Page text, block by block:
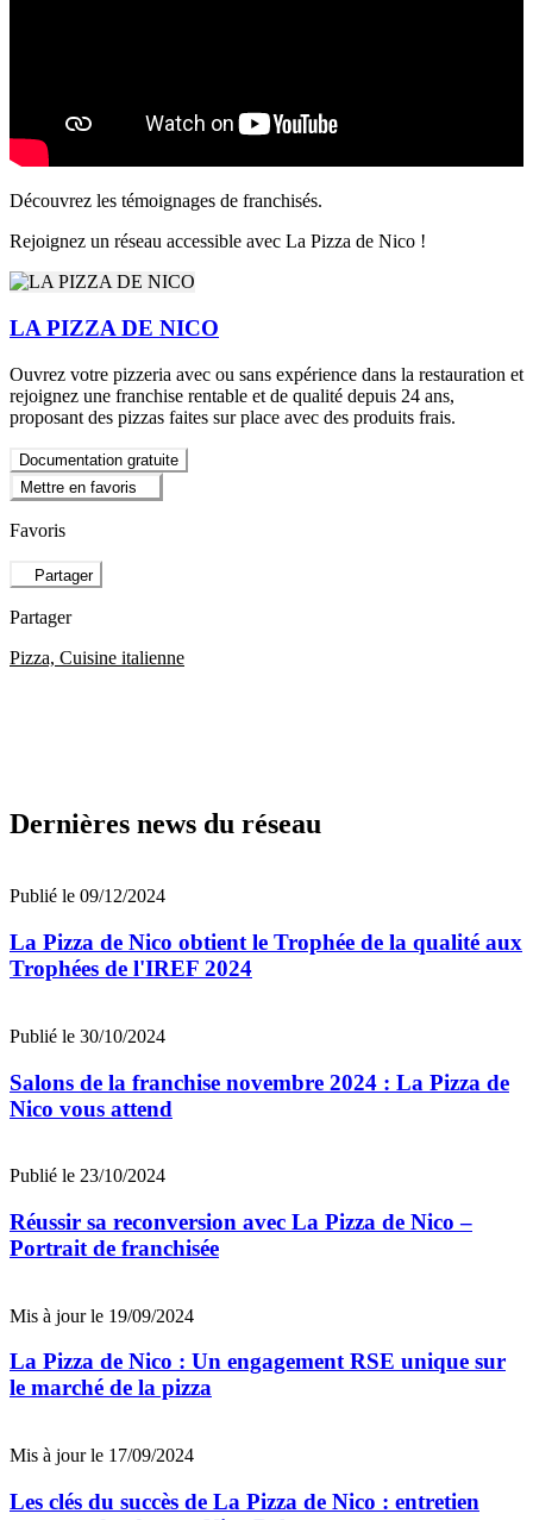
Découvrez les témoignages de franchisés.
Rejoignez un réseau accessible avec La Pizza de Nico !
LA PIZZA DE NICO
Ouvrez votre pizzeria avec ou sans expérience dans la restauration et
rejoignez une franchise rentable et de qualité depuis 24 ans,
proposant des pizzas faites sur place avec des produits frais.
Documentation gratuite
Mettre en favoris
Favoris
Partager
Partager
Pizza, Cuisine italienne
Dernières news du réseau
Publié le 09/12/2024
La Pizza de Nico obtient le Trophée de la qualité aux
Trophées de l'IREF 2024
Publié le 30/10/2024
Salons de la franchise novembre 2024 : La Pizza de
Nico vous attend
Publié le 23/10/2024
Réussir sa reconversion avec La Pizza de Nico –
Portrait de franchisée
Mis à jour le 19/09/2024
La Pizza de Nico : Un engagement RSE unique sur
le marché de la pizza
Mis à jour le 17/09/2024
Les clés du succès de La Pizza de Nico : entretien